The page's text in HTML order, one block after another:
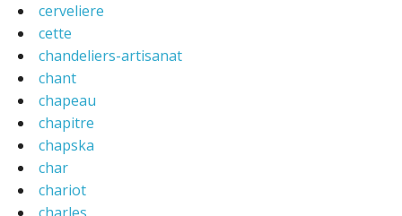
cerveliere
cette
chandeliers-artisanat
chant
chapeau
chapitre
chapska
char
chariot